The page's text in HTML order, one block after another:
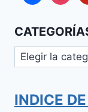
Categorías
INDICE